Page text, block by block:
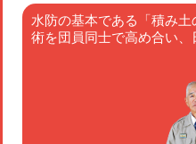
水防の基本である「積み
術を団員同士で高め合い、